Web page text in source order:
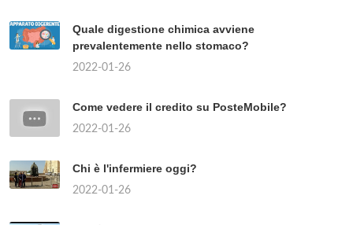
Quale digestione chimica avviene
prevalentemente nello stomaco?
2022-01-26
Come vedere il credito su PosteMobile?
2022-01-26
Chi è l'infermiere oggi?
2022-01-26